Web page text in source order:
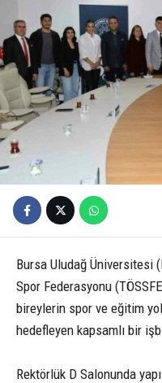
Bursa Uludağ Üniversitesi
Spor Federasyonu
bireylerin spor ve eğitim
hedefleyen kapsamlı bir
Rektörlük D Salonunda